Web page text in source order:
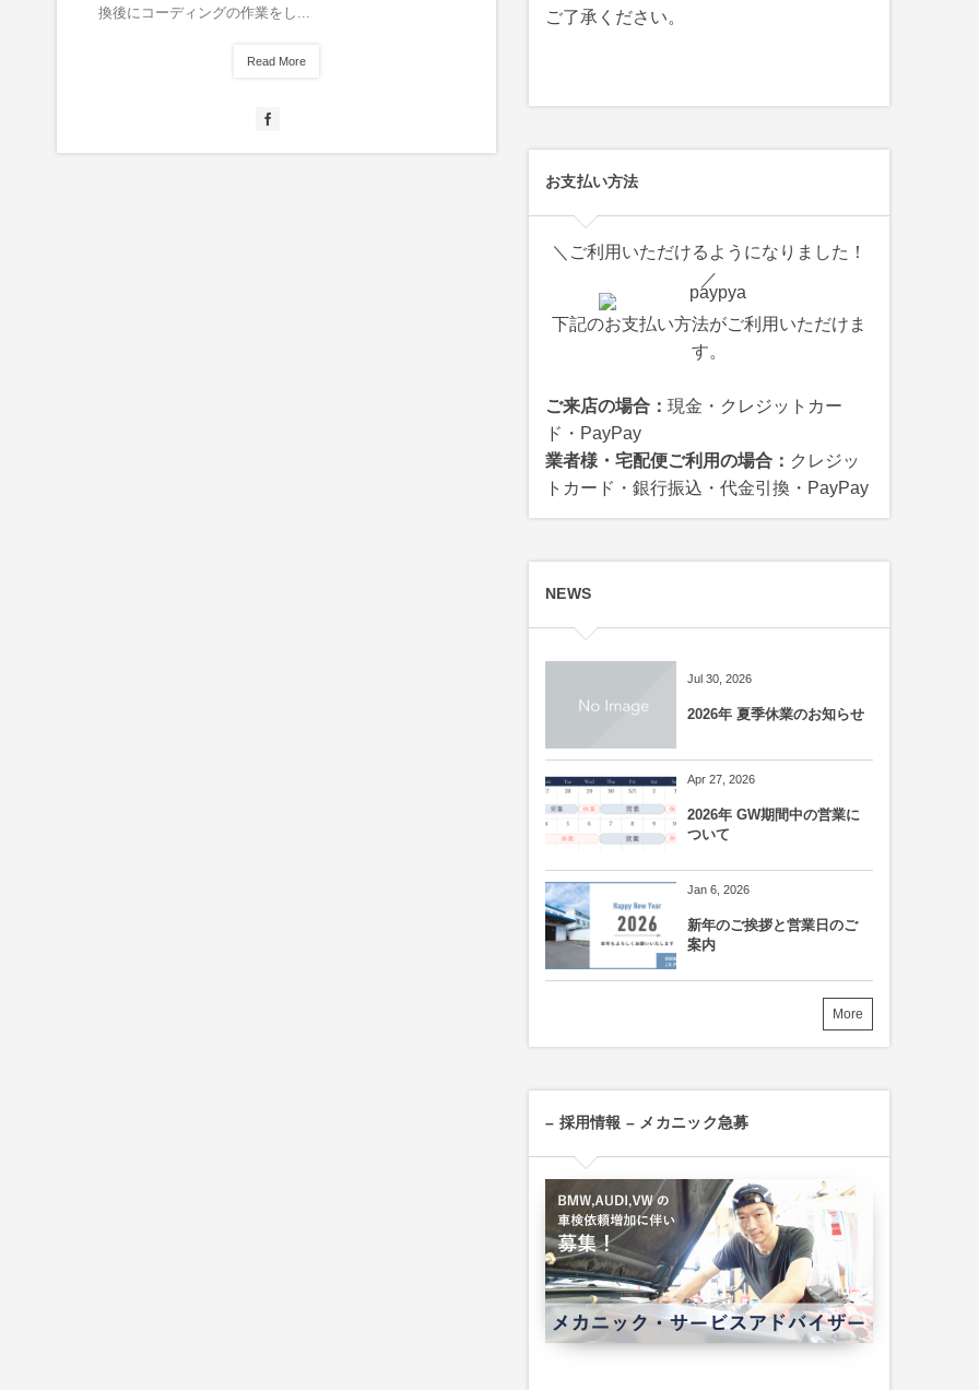
換後にコーディングの作業をし...
Read More
ご了承ください。
お支払い方法
＼ご利用いただけるようになりました！
／
下記のお支払い方法がご利用いただけま
す。
ご来店の場合： 現金・クレジットカー
ド・PayPay
業者様・宅配便ご利用の場合： クレジッ
トカード・銀行振込・代金引換・PayPay
NEWS
Jul 30, 2026
2026年 夏季休業のお知らせ
Apr 27, 2026
2026年 GW期間中の営業に
ついて
Jan 6, 2026
新年のご挨拶と営業日のご
案内
More
– 採用情報 – メカニック急募